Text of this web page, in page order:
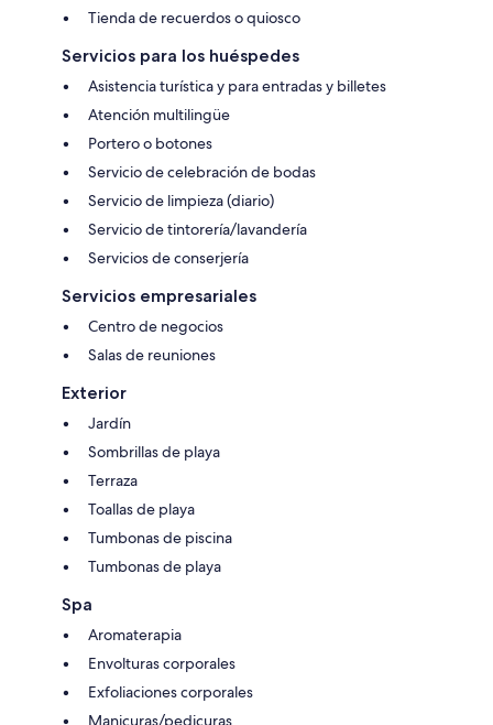
Tienda de recuerdos o quiosco
Servicios para los huéspedes
Asistencia turística y para entradas y billetes
Atención multilingüe
Portero o botones
Servicio de celebración de bodas
Servicio de limpieza (diario)
Servicio de tintorería/lavandería
Servicios de conserjería
Servicios empresariales
Centro de negocios
Salas de reuniones
Exterior
Jardín
Sombrillas de playa
Terraza
Toallas de playa
Tumbonas de piscina
Tumbonas de playa
Spa
Aromaterapia
Envolturas corporales
Exfoliaciones corporales
Manicuras/pedicuras